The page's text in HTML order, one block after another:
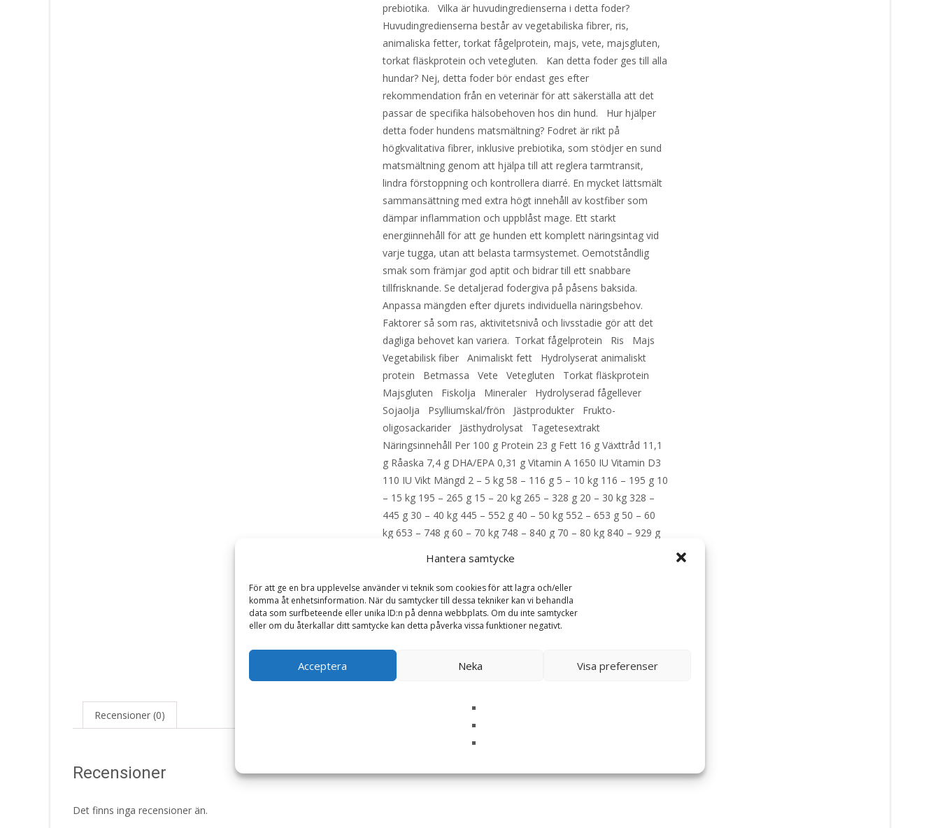
Hantera samtycke
För att ge en bra upplevelse använder vi teknik som cookies för att lagra och/eller
komma åt enhetsinformation. När du samtycker till dessa tekniker kan vi behandla
data som surfbeteende eller unika ID:n på denna webbplats. Om du inte samtycker
eller om du återkallar ditt samtycke kan detta påverka vissa funktioner negativt.
Acceptera Neka Visa preferenser
prebiotika. Vilka är huvudingredienserna i detta foder?
Huvudingredienserna består av vegetabiliska fibrer, ris,
animaliska fetter, torkat fågelprotein, majs, vete, majsgluten,
torkat fläskprotein och vetegluten. Kan detta foder ges till alla
hundar? Nej, detta foder bör endast ges efter
rekommendation från en veterinär för att säkerställa att det
passar de specifika hälsobehoven hos din hund. Hur hjälper
detta foder hundens matsmältning? Fodret är rikt på
högkvalitativa fibrer, inklusive prebiotika, som stödjer en sund
matsmältning genom att hjälpa till att reglera tarmtransit,
lindra förstoppning och kontrollera diarré. En mycket lättsmält
sammansättning med extra högt innehåll av kostfiber som
dämpar inflammation och uppblåst mage. Ett starkt
energiinnehåll för att ge hunden ett komplett näringsintag vid
varje tugga, utan att belasta tarmsystemet. Oemotståndlig
smak som främjar god aptit och bidrar till ett snabbare
tillfrisknande. Se detaljerad fodergiva på påsens baksida.
Anpassa mängden efter djurets individuella näringsbehov.
Faktorer så som ras, aktivitetsnivå och livsstadie gör att det
dagliga behovet kan variera. Torkat fågelprotein Ris Majs
Vegetabilisk fiber Animaliskt fett Hydrolyserat animaliskt
protein Betmassa Vete Vetegluten Torkat fläskprotein
Majsgluten Fiskolja Mineraler Hydrolyserad fågellever
Sojaolja Psylliumskal/frön Jästprodukter Frukto-
oligosackarider Jästhydrolysat Tagetesextrakt
Näringsinnehåll Per 100 g Protein 23 g Fett 16 g Växttråd 11,1
g Råaska 7,4 g DHA/EPA 0,31 g Vitamin A 1650 IU Vitamin D3
110 IU Vikt Mängd 2 – 5 kg 58 – 116 g 5 – 10 kg 116 – 195 g 10
– 15 kg 195 – 265 g 15 – 20 kg 265 – 328 g 20 – 30 kg 328 –
445 g 30 – 40 kg 445 – 552 g 40 – 50 kg 552 – 653 g 50 – 60
kg 653 – 748 g 60 – 70 kg 748 – 840 g 70 – 80 kg 840 – 929 g
LÄS MERA & KÖP
Royal Canin Veterinary Diets
Recensioner (0)
Recensioner
Det finns inga recensioner än.